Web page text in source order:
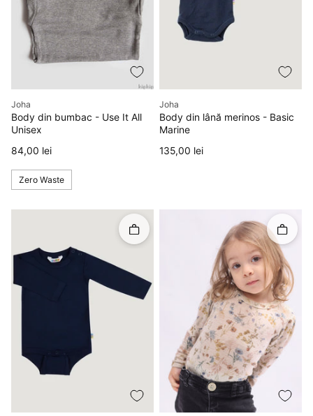
Body din bumbac - Use It All
Unisex
Producător
Joha
Preț
84,00 lei
Zero Waste
Body din lână merinos - Basic
Marine
Producător
Joha
Preț
135,00 lei
Rapid în coș Rapid